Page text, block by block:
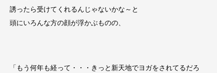
誘ったら受けてくれるんじゃないかな～と
頭にいろんな方の顔が浮かぶものの、
「もう何年も経って・・・きっと新天地でヨガをされてるだろ